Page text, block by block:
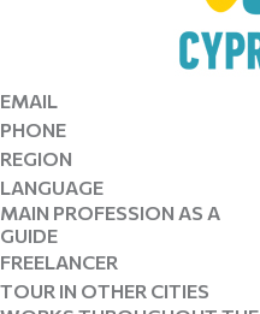
EMAIL
PHONE
REGION
LANGUAGE
MAIN PROFESSION AS A
GUIDE
FREELANCER
TOUR IN OTHER CITIES